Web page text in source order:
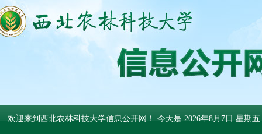
欢迎来到西北农林科技大学信息公开网！ 今天是 2026年8月7日 星期五